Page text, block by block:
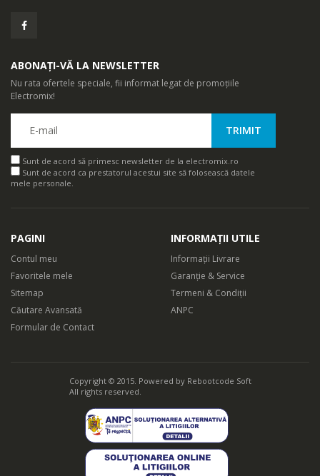
ABONAȚI-VĂ LA NEWSLETTER
Nu rata ofertele speciale, fii informat legat de promoțiile
Electromix!
Sunt de acord să primesc newsletter de la electromix.ro
Sunt de acord ca prestatorul acestui site să folosească datele
mele personale.
PAGINI
Contul meu
Favoritele mele
Sitemap
Căutare Avansată
Formular de Contact
INFORMAȚII UTILE
Informații Livrare
Garanție & Service
Termeni & Condiții
ANPC
Copyright © 2015. Powered by Rebootcode Soft
All rights reserved.